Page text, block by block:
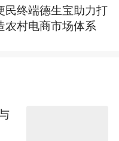
民终端德生宝助力打
农村电商市场体系